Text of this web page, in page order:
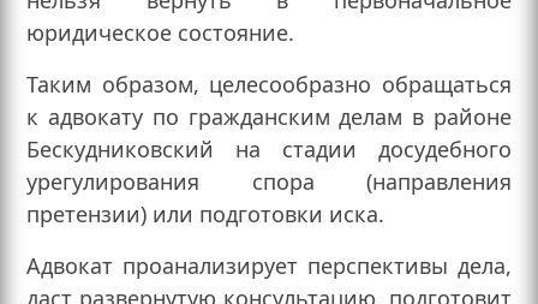
юридическое состояние.
Таким образом, целесообразно обращаться
к адвокату по гражданским делам в районе
Бескудниковский на стадии досудебного
урегулирования спора (направления
претензии) или подготовки иска.
Адвокат проанализирует перспективы дела,